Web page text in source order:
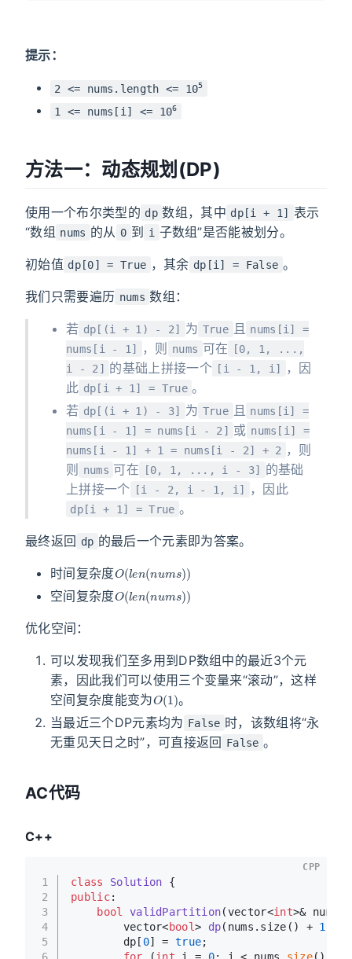
提示：
2 <= nums.length <= 105
1 <= nums[i] <= 106
方法一：动态规划(DP)
使用一个布尔类型的 dp 数组，其中 dp[i + 1] 表示
“数组 nums 的从 0 到 i 子数组”是否能被划分。
初始值 dp[0] = True ，其余 dp[i] = False 。
我们只需要遍历 nums 数组：
若 dp[(i + 1) - 2] 为 True 且 nums[i] =
nums[i - 1]
，则 nums 可在
[0, 1, ...,
i - 2] 的基础上拼接一个 [i - 1, i]
，因
此 dp[i + 1] = True 。
若 dp[(i + 1) - 3] 为 True 且 nums[i] =
nums[i - 1] = nums[i - 2] 或 nums[i] =
nums[i - 1] + 1 = nums[i - 2] + 2
，则
则
nums 可在 [0, 1, ..., i - 3] 的基础
上拼接一个 [i - 2, i - 1, i] ，因此
dp[i + 1] = True 。
最终返回 dp 的最后一个元素即为答案。
时间复杂度
空间复杂度
O (len(nums))
优化空间：
可以发现我们至多用到DP数组中的最近3个元
素，因此我们可以使用三个变量来“滚动”，这样
空间复杂度能变为
O(1)
。
当最近三个DP元素均为 False 时，该数组将“永
无重见天日之时”，可直接返回 False 。
AC代码
C++
1
2
3
4
5
6
class Solution {
public:
bool
validPartition(vector<int>& nums)
vector<bool> dp(nums.size() + 1
        dp[
0] = true;
for (int i = 0; i < nums. size();
CPP